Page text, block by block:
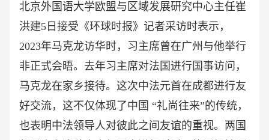
北京外国语大学欧盟与区域发展研究中心主任崔
洪建5日接受《环球时报》记者采访时表示，
2023年马克龙访华时，习主席曾在广州与他举行
非正式会晤。去年习主席对法国进行国事访问，
马克龙在家乡接待。这次中法元首在成都进行友
好交流，这不仅体现了中国 “礼尚往来”的传统，
也表明中法领导人对彼此之间友谊的重视。两国